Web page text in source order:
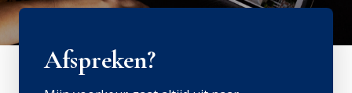
Afspreken?